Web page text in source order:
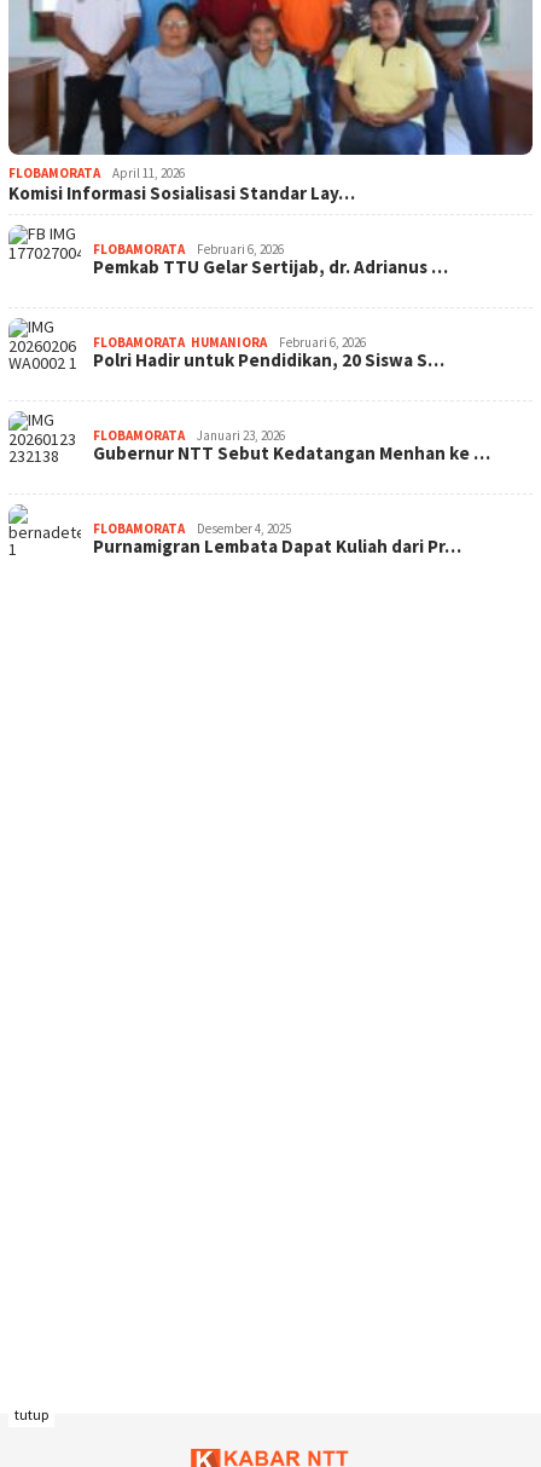
FLOBAMORATA April 11, 2026
Komisi Informasi Sosialisasi Standar Lay…
FLOBAMORATA Februari 6, 2026
Pemkab TTU Gelar Sertijab, dr. Adrianus …
FLOBAMORATA, HUMANIORA Februari 6, 2026
Polri Hadir untuk Pendidikan, 20 Siswa S…
FLOBAMORATA Januari 23, 2026
Gubernur NTT Sebut Kedatangan Menhan ke …
FLOBAMORATA Desember 4, 2025
Purnamigran Lembata Dapat Kuliah dari Pr…
tutup